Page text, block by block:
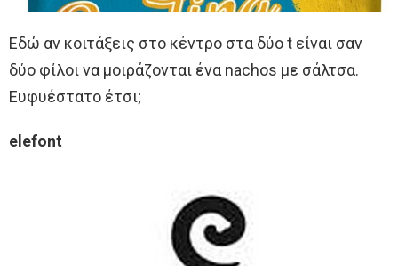
Εδώ αν κοιτάξεις στο κέντρο στα δύο t είναι σαν
δύο φίλοι να μοιράζονται ένα nachos με σάλτσα.
Ευφυέστατο έτσι;
elefont